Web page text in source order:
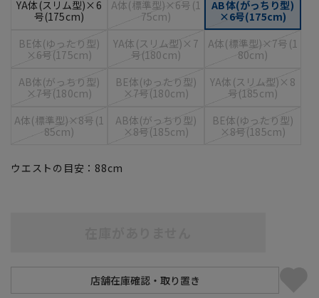
YA体(スリム型)×6
号(175cm)
A体(標準型)×6号(1
75cm)
AB体(がっちり型)
×6号(175cm)
BE体(ゆったり型)
×6号(175cm)
YA体(スリム型)×7
号(180cm)
A体(標準型)×7号(1
80cm)
AB体(がっちり型)
×7号(180cm)
BE体(ゆったり型)
×7号(180cm)
YA体(スリム型)×8
号(185cm)
A体(標準型)×8号(1
85cm)
AB体(がっちり型)
×8号(185cm)
BE体(ゆったり型)
×8号(185cm)
ウエストの目安： 88cm